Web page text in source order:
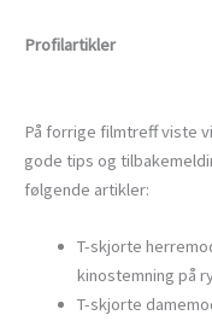
Profilartikler
På forrige filmtreff viste
gode tips og
følgende artikler:
T-skjorte
kinostemning på
T-skjorte